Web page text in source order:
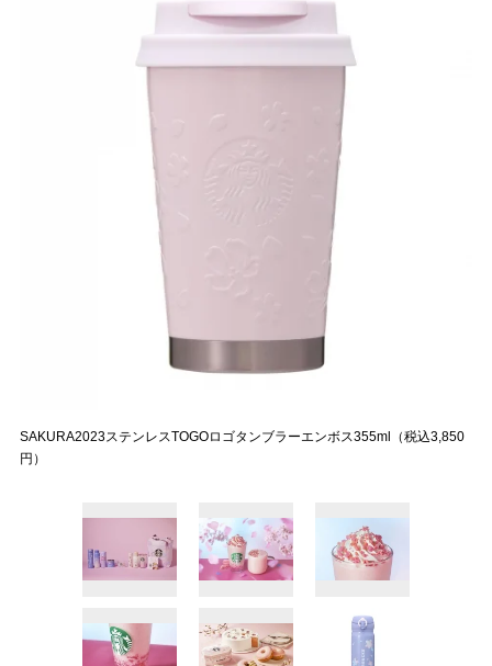
SAKURA2023ステンレスTOGOロゴタンブラーエンボス355ml（税込3,850
円）